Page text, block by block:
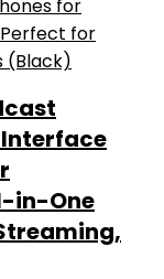
Interface
in-One